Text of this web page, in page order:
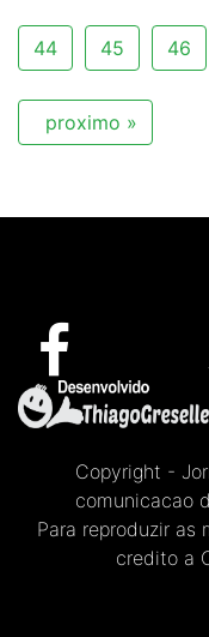
44 45 46
proximo »
Copyright -
comunicacao
Para reproduzir as
credito a